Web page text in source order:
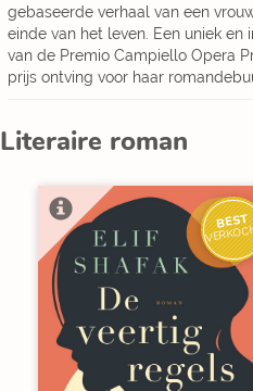
gebaseerde verhaal van een
einde van het leven. Een uniek en
van de Premio Campiello Opera
prijs ontving voor haar
Literaire roman
BEST